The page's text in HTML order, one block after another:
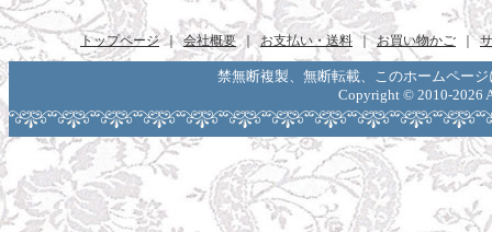
トップページ ｜ 会社概要 ｜ お支払い・送料 ｜ お買い物かご ｜
禁無断複製、無断転載、このホームペー
Copyright © 2010-2026